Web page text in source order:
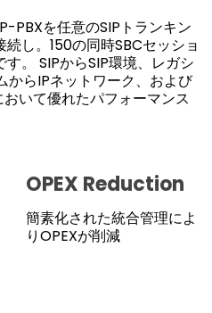
PBXを任意のSIPトランキン
し。150の同時SBCセッショ
。 SIPからSIP環境、レガシ
からIPネットワーク、および
いて優れたパフォーマンス
OPEX Reduction
簡素化された統合管理によ
りOPEXが削減